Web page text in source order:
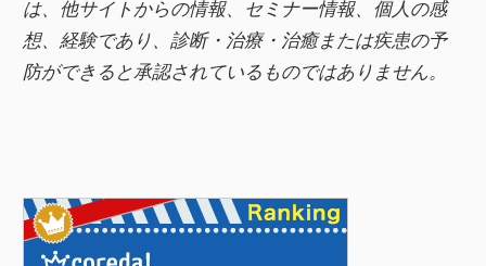
は、他サイトからの情報、セミナー情報、 個人の感
想、経験であり、診断・治療・治癒または疾患の予
防ができると承認されているものではありません。